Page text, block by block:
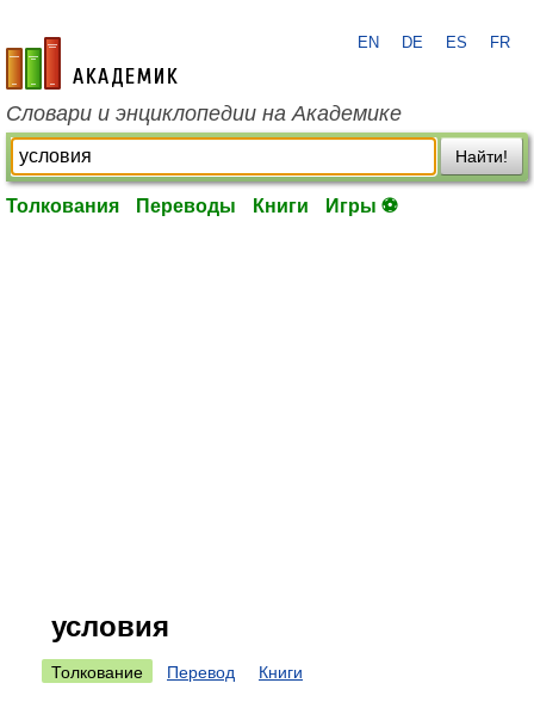
academic.ru
EN DE ES FR
Словари и энциклопедии на Академике
Найти!
Толкования Переводы Книги Игры ⚽
условия
Толкование Перевод Книги